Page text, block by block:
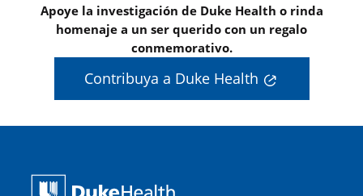
Apoye la investigación de Duke Health o rinda
homenaje a un ser querido con un regalo
conmemorativo.
Contribuya a Duke Health